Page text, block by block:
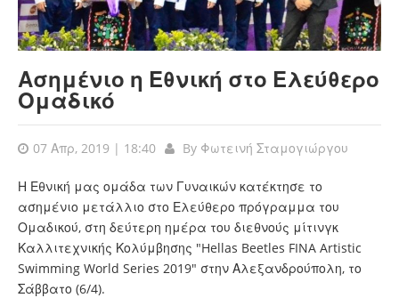
Ασημένιο η Εθνική στο Ελεύθερο
Ομαδικό
07 Απρ, 2019 | 18:40 By Φωτεινή Σταμογιώργου
Η Εθνική μας ομάδα των Γυναικών κατέκτησε το
ασημένιο μετάλλιο στο Ελεύθερο πρόγραμμα του
Ομαδικού, στη δεύτερη ημέρα του διεθνούς μίτινγκ
Καλλιτεχνικής Κολύμβησης "Hellas Beetles FINA Artistic
Swimming World Series 2019" στην Αλεξανδρούπολη, το
Σάββατο (6/4).